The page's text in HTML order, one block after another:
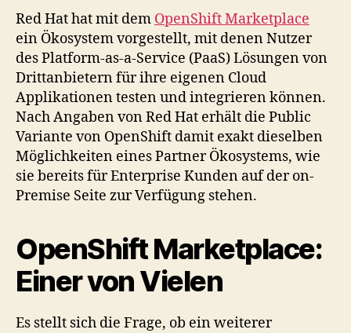
Red Hat hat mit dem OpenShift Marketplace
ein Ökosystem vorgestellt, mit denen Nutzer
des Platform-as-a-Service (PaaS) Lösungen von
Drittanbietern für ihre eigenen Cloud
Applikationen testen und integrieren können.
Nach Angaben von Red Hat erhält die Public
Variante von OpenShift damit exakt dieselben
Möglichkeiten eines Partner Ökosystems, wie
sie bereits für Enterprise Kunden auf der on-
Premise Seite zur Verfügung stehen.
OpenShift Marketplace:
Einer von Vielen
Es stellt sich die Frage, ob ein weiterer